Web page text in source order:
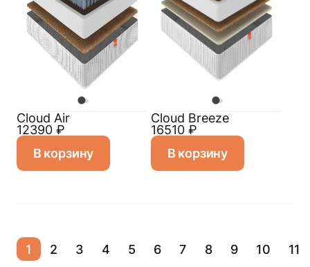
Cloud Air
12390 ₽
В корзину
Cloud Breeze
16510 ₽
В корзину
1 2 3 4 5 6 7 8 9 10 11